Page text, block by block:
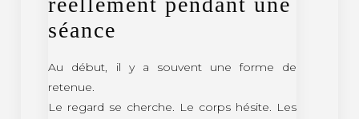
séance
Au début, il y a souvent une forme de
retenue.
Le regard se cherche. Le corps hésite. Les